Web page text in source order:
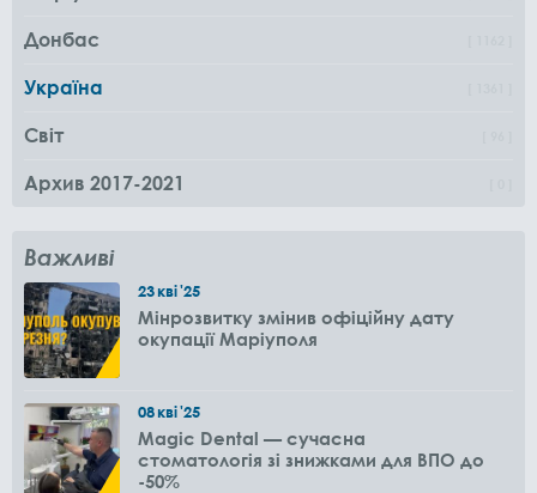
Донбас
Україна
Світ
Архив 2017-2021
Важливі
23кві'25
Мінрозвитку змінив офіційну дату
окупації Маріуполя
08кві'25
Magic Dental — сучасна
стоматологія зі знижками для ВПО до
-50%